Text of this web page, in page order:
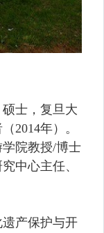
士，复旦大
2014年） 。
院教授/博士
中心主任、
产保护与开